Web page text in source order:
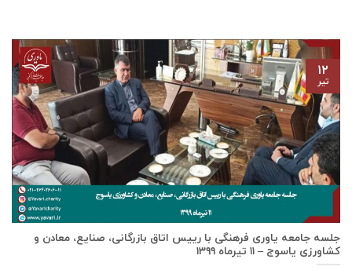
جلسه جامعه یاوری فرهنگی با رييس اتاق بازرگانی، صنايع، معادن و
كشاورزی ياسوج – ۱۱ تیرماه ۱۳۹۹
۱۲
تیر